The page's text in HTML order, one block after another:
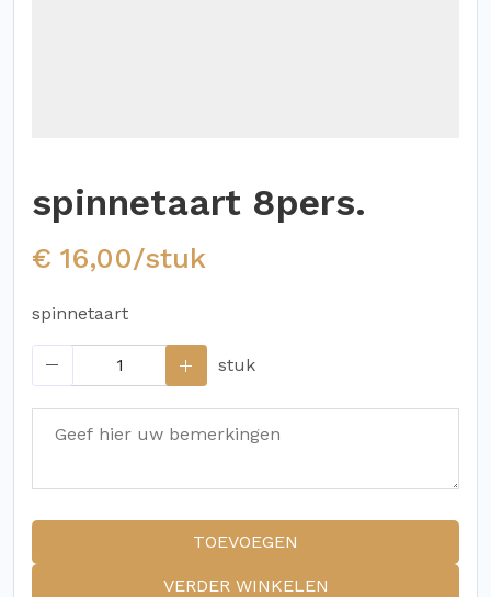
spinnetaart 8pers.
€ 16,00/stuk
spinnetaart
stuk
TOEVOEGEN
VERDER WINKELEN